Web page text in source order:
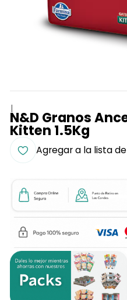
|
N&D Granos
Kitten 1.5Kg
Agregar a la lista